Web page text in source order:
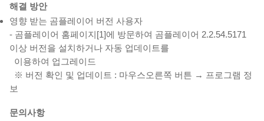
해결 방안
영향 받는 곰플레이어 버전 사용자
- 곰플레이어 홈페이지[1]에 방문하여 곰플레이어 2.2.54.5171
이상 버전을 설치하거나 자동 업데이트를
이용하여 업그레이드
※ 버전 확인 및 업데이트 : 마우스오른쪽 버튼 → 프로그램 정
보
문의사항